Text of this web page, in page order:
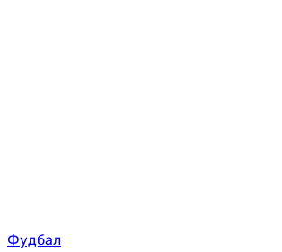
Фудбал